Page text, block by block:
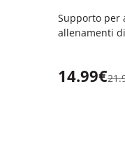
Supporto per
allenamenti
14.99€